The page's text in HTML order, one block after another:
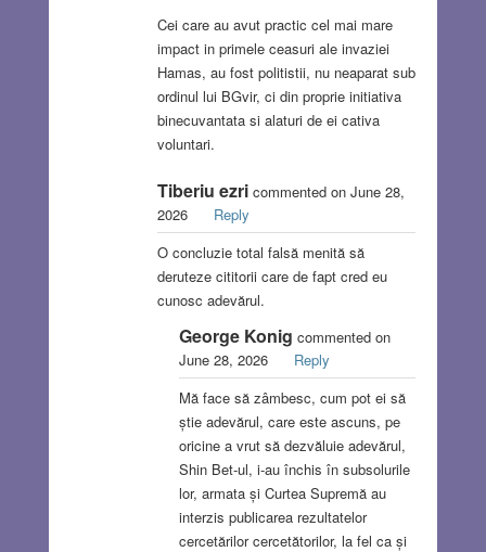
Cei care au avut practic cel mai mare
impact in primele ceasuri ale invaziei
Hamas, au fost politistii, nu neaparat sub
ordinul lui BGvir, ci din proprie initiativa
binecuvantata si alaturi de ei cativa
voluntari.
Tiberiu ezricommented on June 28,
2026
Reply
O concluzie total falsă menită să
deruteze cititorii care de fapt cred eu
cunosc adevărul.
George Konig commented on
June 28, 2026
Reply
Mă face să zâmbesc, cum pot ei să
știe adevărul, care este ascuns, pe
oricine a vrut să dezvăluie adevărul,
Shin Bet-ul, i-au închis în subsolurile
lor, armata și Curtea Supremă au
interzis publicarea rezultatelor
cercetărilor cercetătorilor, la fel ca și